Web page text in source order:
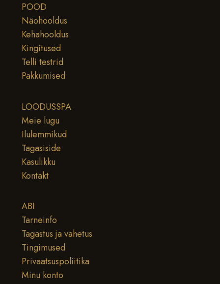
POOD
Näohooldus
Kehahooldus
Kingitused
Telli testrid
Pakkumised
LOODUSSPA
Meie lugu
Ilulemmikud
Tagasiside
Kasulikku
Kontakt
ABI
Tarneinfo
Tagastus ja vahetus
Tingimused
Privaatsuspoliitika
Minu konto